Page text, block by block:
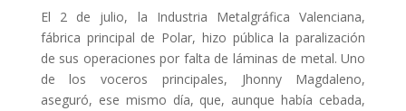
El 2 de julio, la Industria Metalgráfica Valenciana,
fábrica principal de Polar, hizo pública la paralización
de sus operaciones por falta de láminas de metal. Uno
de los voceros principales, Jhonny Magdaleno,
aseguró, ese mismo día, que, aunque había cebada,